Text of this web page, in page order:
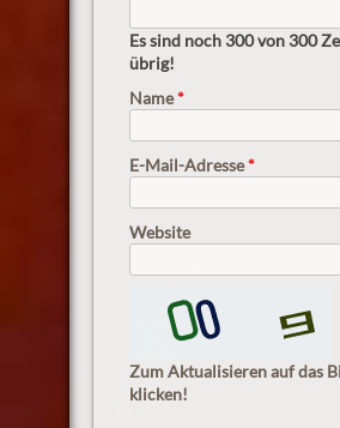
Es sind noch 300von 300
übrig!
Name*
E-Mail-Adresse*
Website
Zum Aktualisieren auf das
klicken!